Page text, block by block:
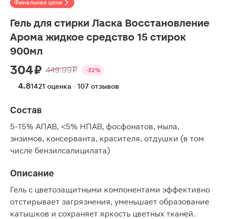
Финальная цена
Гель для стирки Ласка Восстановление
Арома жидкое средство 15 стирок
900мл
304 ₽ 449.99 ₽ -32%
4.81421 оценка · 107 отзывов
Состав
5-15% АПАВ, <5% НПАВ, фосфонатов, мыла,
энзимов, консерванта, красителя, отдушки (в том
числе бензилсалицилата)
Описание
Гель с цветозащитными компонентами эффективно
отстирывает загрязнения, уменьшает образование
катышков и сохраняет яркость цветных тканей.